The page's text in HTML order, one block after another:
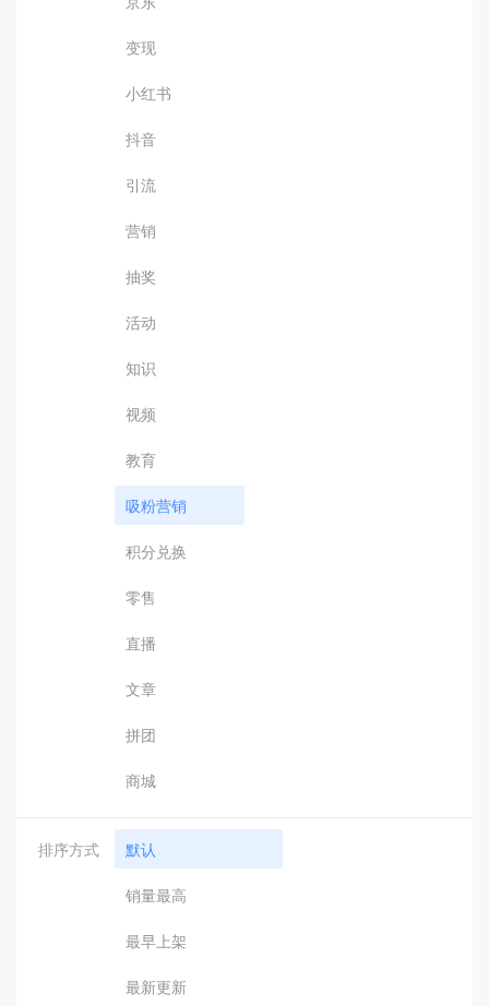
变现
小红书
抖音
引流
营销
抽奖
活动
知识
视频
教育
吸粉营销
积分兑换
零售
直播
文章
拼团
商城
排序方式 默认
销量最高
最早上架
最新更新